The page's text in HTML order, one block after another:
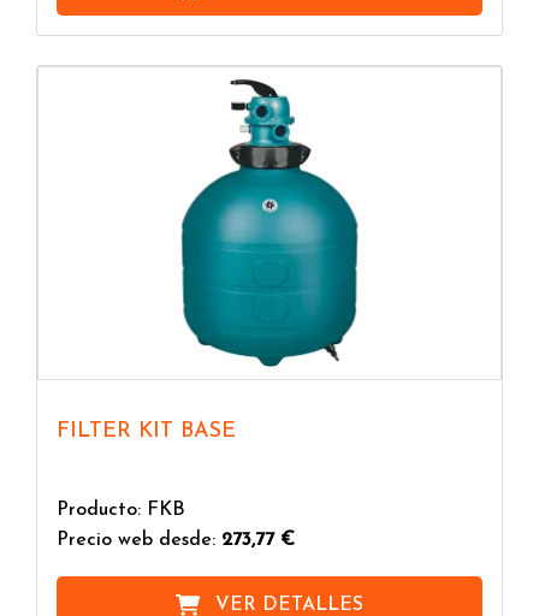
FILTER KIT BASE
Producto: FKB
Precio web desde: 273,77 €
VER DETALLES